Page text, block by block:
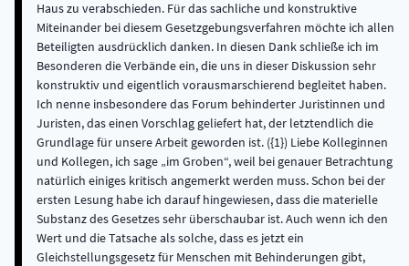
Haus zu verabschieden. Für das sachliche und konstruktive
Miteinander bei diesem Gesetzgebungsverfahren möchte ich allen
Beteiligten ausdrücklich danken. In diesen Dank schließe ich im
Besonderen die Verbände ein, die uns in dieser Diskussion sehr
konstruktiv und eigentlich vorausmarschierend begleitet haben.
Ich nenne insbesondere das Forum behinderter Juristinnen und
Juristen, das einen Vorschlag geliefert hat, der letztendlich die
Grundlage für unsere Arbeit geworden ist. ({1}) Liebe Kolleginnen
und Kollegen, ich sage „im Groben“, weil bei genauer Betrachtung
natürlich einiges kritisch angemerkt werden muss. Schon bei der
ersten Lesung habe ich darauf hingewiesen, dass die materielle
Substanz des Gesetzes sehr überschaubar ist. Auch wenn ich den
Wert und die Tatsache als solche, dass es jetzt ein
Gleichstellungsgesetz für Menschen mit Behinderungen gibt,